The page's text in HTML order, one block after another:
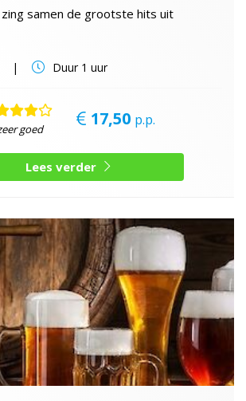
zing samen de grootste hits uit
Duur1 uur
goed 17,50 p.p.
Lees verder